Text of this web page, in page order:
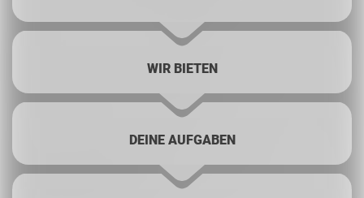
WIR BIETEN
DEINE AUFGABEN